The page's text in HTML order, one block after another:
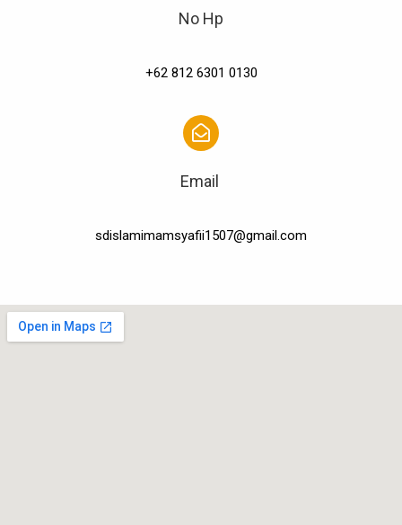
No Hp
+62 812 6301 0130
Email
sdislamimamsyafii1507@gmail.com